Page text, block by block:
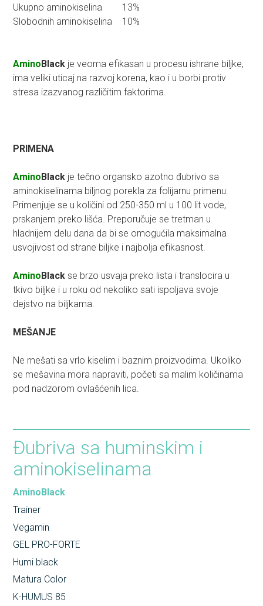
Ukupno aminokiselina
13%
Slobodnih aminokiselina
10%
AminoBlack je veoma efikasan u procesu ishrane biljke,
ima veliki uticaj na razvoj korena, kao i u borbi protiv
stresa izazvanog različitim faktorima.
PRIMENA
AminoBlack je tečno organsko azotno đubrivo sa
aminokiselinama biljnog porekla za folijarnu primenu.
Primenjuje se u količini od 250-350 ml u 100 lit vode,
prskanjem preko lišća. Preporučuje se tretman u
hladnijem delu dana da bi se omogućila maksimalna
usvojivost od strane biljke i najbolja efikasnost.
AminoBlack se brzo usvaja preko lista i translocira u
tkivo biljke i u roku od nekoliko sati ispoljava svoje
dejstvo na biljkama.
MEŠANJE
Ne mešati sa vrlo kiselim i baznim proizvodima. Ukoliko
se mešavina mora napraviti, početi sa malim količinama
pod nadzorom ovlašćenih lica.
Đubriva sa huminskim i
aminokiselinama
AminoBlack
Trainer
Vegamin
GEL PRO-FORTE
Humi black
Matura Color
K-HUMUS 85